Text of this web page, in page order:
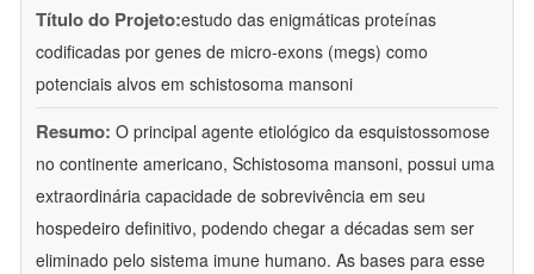
Título do Projeto:estudo das enigmáticas proteínas
codificadas por genes de micro-exons (megs) como
potenciais alvos em schistosoma mansoni
Resumo: O principal agente etiológico da esquistossomose
no continente americano, Schistosoma mansoni, possui uma
extraordinária capacidade de sobrevivência em seu
hospedeiro definitivo, podendo chegar a décadas sem ser
eliminado pelo sistema imune humano. As bases para esse